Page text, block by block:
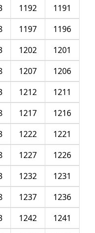
1191
1192
1196
1197
1201
1202
1206
1207
1211
1212
1216
1217
1221
1222
1226
1227
1231
1232
1236
1237
1241
1242